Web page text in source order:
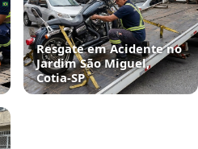
Resgate em Acidente no
Jardim São Miguel,
Cotia‑SP